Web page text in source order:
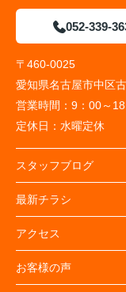
052-339-
〒460-0025
愛知県名古屋市中区
営業時間： 9：00～
定休日： 水曜定休
スタッフブログ
最新チラシ
アクセス
お客様の声